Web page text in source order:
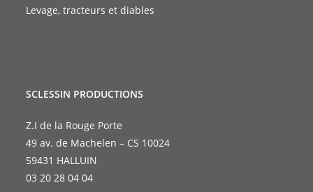
Levage, tracteurs et diables
SCLESSIN PRODUCTIONS
Z.I de la Rouge Porte
49 av. de Machelen – CS 10024
59431 HALLUIN
03 20 28 04 04